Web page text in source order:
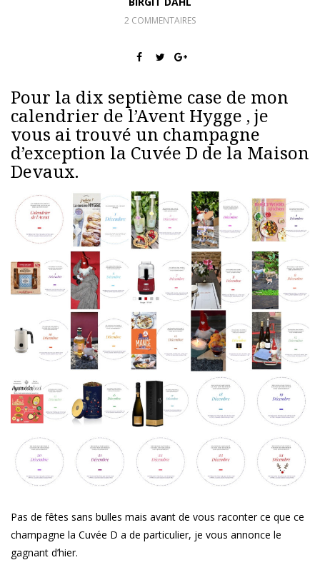
2 COMMENTAIRES
Pour la dix septième case de mon
calendrier de l’Avent Hygge , je
vous ai trouvé un champagne
d’exception la Cuvée D de la Maison
Devaux.
Pas de fêtes sans bulles mais avant de vous raconter ce que ce
champagne la Cuvée D a de particulier, je vous annonce le
gagnant d’hier.